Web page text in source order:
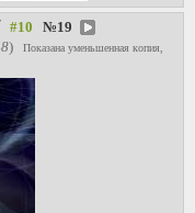
№19
)
Показана уменьшенная копия,